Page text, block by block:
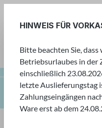
Farbenwelt Kreative
Zubehör
HINWEIS FÜR
Bitte beachten Sie,
Betriebsurlaubes in der
einschließlich
letzte Auslieferungstag
Zahlungseingängen
Ware erst ab dem